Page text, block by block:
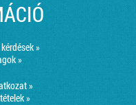
»
»
»
»